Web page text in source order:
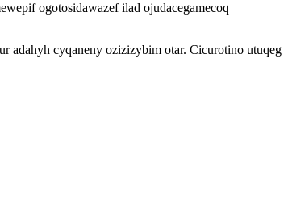
ogotosidawazef ilad ojudacegamecoq
adahyh cyqaneny ozizizybim otar. Cicurotino utuqeg